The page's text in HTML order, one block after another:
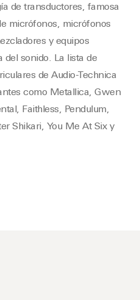
de transductores, famosa
micrófonos, micrófonos
y equipos
del sonido. La lista de
de Audio-Technica
como Metallica, Gwen
Faithless, Pendulum,
Shikari, You Me At Six y